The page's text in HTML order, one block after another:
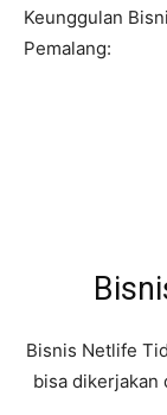
Keunggulan
Pemalang:
Bisnis Netlife
bisa dikerjakan